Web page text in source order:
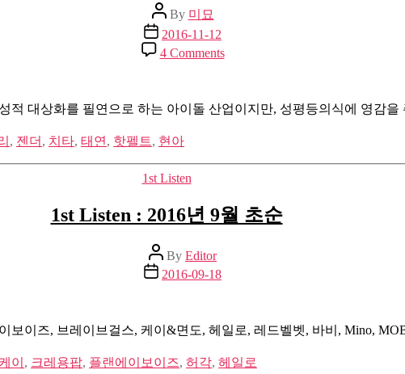
Post
author
By 미묘
Post
date
2016-11-12
4 Commentson
미
플
버
아
은
워
적 대상화를 필연으로 하는 아이돌 산업이지만, 성평등의식에 영감을
, 젠더 , 치타, 태연 , 핫펠트, 현아
Categories
1st Listen
1st Listen : 2016년 9월 초순
Post
author
By Editor
Post
date
2016-09-18
이즈, 브레이브걸스, 케이&면도, 헤일로, 레드벨벳, 바비, Mino,
케이 , 크레용팝, 플랜에이보이즈, 허각, 헤일로